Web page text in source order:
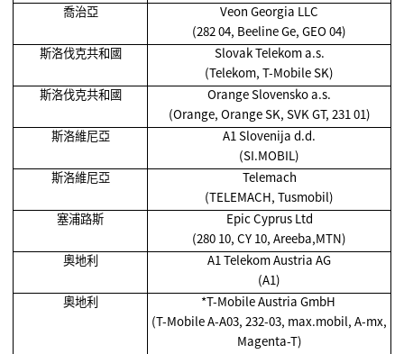
喬治亞
Veon Georgia LLC
(282 04, Beeline Ge, GEO 04)
斯洛伐克共和國
Slovak Telekom a.s.
(Telekom, T-Mobile SK)
斯洛伐克共和國
Orange Slovensko a.s.
(Orange, Orange SK, SVK GT, 231 01)
斯洛維尼亞
A1 Slovenija d.d.
(SI.MOBIL)
斯洛維尼亞
Telemach
(TELEMACH, Tusmobil)
塞浦路斯
Epic Cyprus Ltd
(280 10, CY 10, Areeba,MTN)
奧地利
A1 Telekom Austria AG
(A1)
奧地利
*T-Mobile Austria GmbH
(T-Mobile A-A03, 232-03, max.mobil, A-mx,
Magenta-T)